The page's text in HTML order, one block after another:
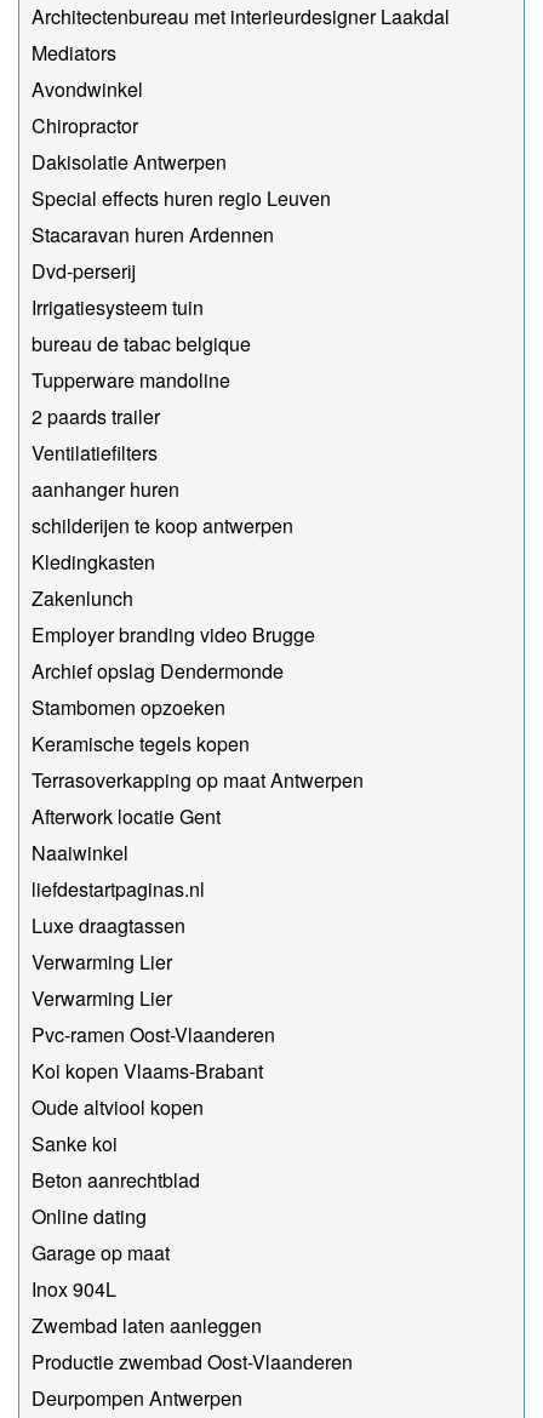
Architectenbureau met interieurdesigner Laakdal
Mediators
Avondwinkel
Chiropractor
Dakisolatie Antwerpen
Special effects huren regio Leuven
Stacaravan huren Ardennen
Dvd-perserij
Irrigatiesysteem tuin
bureau de tabac belgique
Tupperware mandoline
2 paards trailer
Ventilatiefilters
aanhanger huren
schilderijen te koop antwerpen
Kledingkasten
Zakenlunch
Employer branding video Brugge
Archief opslag Dendermonde
Stambomen opzoeken
Keramische tegels kopen
Terrasoverkapping op maat Antwerpen
Afterwork locatie Gent
Naaiwinkel
liefdestartpaginas.nl
Luxe draagtassen
Verwarming Lier
Verwarming Lier
Pvc-ramen Oost-Vlaanderen
Koi kopen Vlaams-Brabant
Oude altviool kopen
Sanke koi
Beton aanrechtblad
Online dating
Garage op maat
Inox 904L
Zwembad laten aanleggen
Productie zwembad Oost-Vlaanderen
Deurpompen Antwerpen